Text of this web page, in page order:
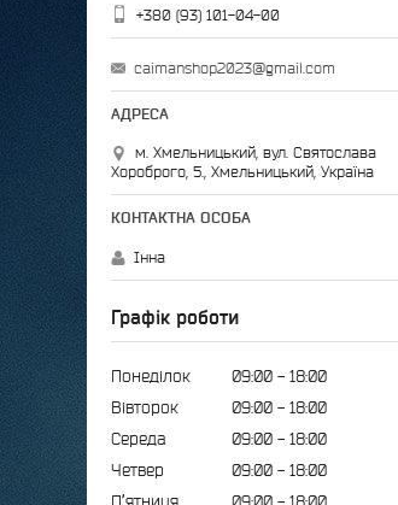
+380 (93) 101-04-00
caimanshop2023@gmail.com
м. Хмельницький, вул. Святослава
Хороброго, 5., Хмельницький, Україна
Інна
Графік роботи
Понеділок 09:00
18:00
Вівторок
09:00
18:00
Середа
09:00
18:00
Четвер
09:00
18:00
Пʼятниця
09:00 18:00